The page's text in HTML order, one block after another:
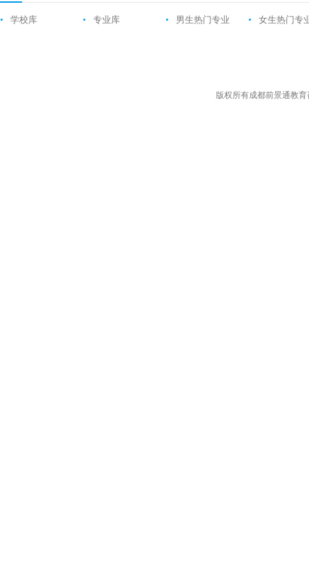
• 学校库 • 专业库 • 男生热门专业 • 女生热门专
版权所有成都前景通教